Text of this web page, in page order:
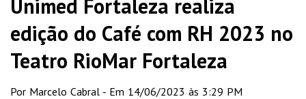
Unimed Fortaleza realiza
edição do Café com RH 2023 no
Teatro RioMar Fortaleza
Por Marcelo Cabral - Em 14/06/2023 às 3:29 PM